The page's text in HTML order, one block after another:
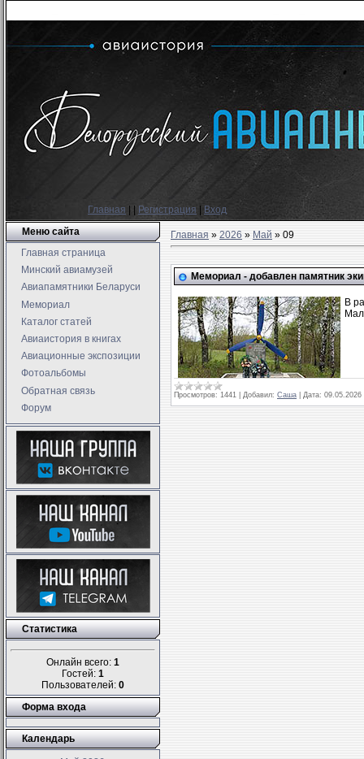
Главная Регистрация
Вход
Меню сайта
Главная страница
Минский авиамузей
Авиапамятники Беларуси
Мемориал
Каталог статей
Авиаистория в книгах
Авиационные экспозиции
Фотоальбомы
Обратная связь
Форум
Статистика
Онлайн всего: 1
Гостей: 1
Пользователей: 0
Форма входа
Календарь
Главная»2026 » Май » 09
Мемориал - добавлен памятник
В
Просмотров: 1441 Добавил: Саша Дата: 09.05.2026